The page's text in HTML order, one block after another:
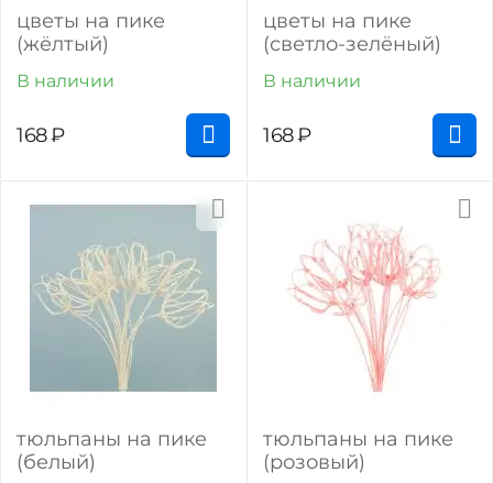
цветы на пике
(жёлтый)
В наличии
168₽
цветы на пике
(светло-зелёный)
В наличии
168₽
тюльпаны на пике
(белый)
тюльпаны на пике
(розовый)